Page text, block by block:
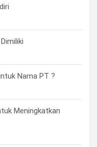
Nama PT ?
Meningkatkan